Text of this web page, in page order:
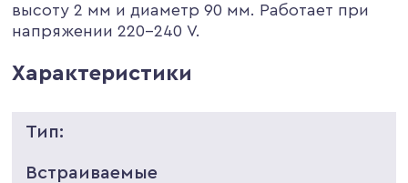
высоту 2 мм и диаметр 90 мм. Работает при
напряжении 220-240 V.
Характеристики
Тип:
Встраиваемые